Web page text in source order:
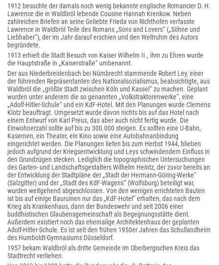
1912 besuchte der damals noch wenig bekannte englische Romancier D. H.
Lawrence die in Waldbröl lebende Cousine Hannah Krenkow. Neben
zahlreichen Briefen an seine Geliebte Frieda von Richthofen verfasste
Lawrence in Waldbröl Teile des Romans „Sons and Lovers“ („Söhne und
Liebhaber“), der im Jahr darauf erschien und den Weltruhm des Autors
begründete.
1913 erhielt die Stadt Besuch von Kaiser Wilhelm II., ihm zu Ehren wurde
die Hauptstraße in „Kaiserstraße“ umbenannt.
Der aus Niederbreidenbach bei Nümbrecht stammende Robert Ley, einer
der führenden Repräsentanten des Nationalsozialismus, beabsichtigte, aus
Waldbröl die „größte Stadt zwischen Köln und Kassel“ zu machen. Geplant
wurden unter anderem die so genannten „Volkstraktorenwerke“, eine
„Adolf-Hitler-Schule“ und ein KdF-Hotel. Mit den Planungen wurde Clemens
Klotz beauftragt. Umgesetzt wurde davon nichts bis auf das Hotel nach
einem Entwurf von Karl Preus, das aber auch nicht fertig wurde. Die
Einwohnerzahl sollte auf bis zu 300.000 steigen. Es sollten eine U-Bahn,
Kasernen, ein Theater, ein Kino sowie eine Autobahnanbindung
eingerichtet werden. Die Planungen liefen bis zum Herbst 1944, blieben
jedoch aufgrund der Kriegsentwicklung und Leys schwindendem Einfluss in
den Grundzügen stecken. Lediglich die topographischen Untersuchungen
des Garten- und Landschaftsgestalters Wilhelm Heintz, der zuvor bereits an
der Entwicklung der Stadtpläne der „Stadt der Hermann-Göring-Werke“
(Salzgitter) und der „Stadt des KdF-Wagens“ (Wolfsburg) beteiligt war,
wurden weitgehend abgeschlossen. Von den wenigen errichteten Bauten
ist bis auf einige Bauruinen nur das „KdF-Hotel“ erhalten, das nach dem
Krieg als Krankenhaus, dann der Bundeswehr und seit 2006 einer
buddhistischen Glaubensgemeinschaft als Begegnungsstätte dient.
Außerdem existiert noch das ehemalige Architektenhaus der geplanten
Adolf-Hitler-Schule. Es ist seit den frühen 1950er Jahren das Schullandheim
des Humboldt-Gymnasiums Düsseldorf.
1957 bekam Waldbröl als dritte Gemeinde im Oberbergischen Kreis das
Stadtrecht verliehen.